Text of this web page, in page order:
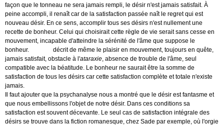
façon que le tonneau ne sera jamais rempli, le désir n'est jamais satisfait. À
peine accompli, il renaît car de la satisfaction passée naît le regret qui est
nouveau désir. En ce sens, accomplir tous ses désirs n'est nullement une
recette de bonheur. Celui qui choisirait cette règle de vie serait sans cesse en
mouvement, incapable d'atteindre la sérénité de l'âme que suppose le
bonheur.
décrit de même le plaisir en mouvement, toujours en quête,
jamais satisfait, obstacle à l'ataraxie, absence de trouble de l'âme, seul
compatible avec la béatitude. Le bonheur ne saurait être la somme de
satisfaction de tous les désirs car cette satisfaction complète et totale n'existe
jamais.
Il faut ajouter que la psychanalyse nous a montré que le désir est fantasme et
que nous embellissons l'objet de notre désir. Dans ces conditions sa
satisfaction est souvent décevante. Le seul cas de satisfaction intégrale des
désirs se trouve dans la fiction romanesque, chez Sade par exemple, où l'orgie